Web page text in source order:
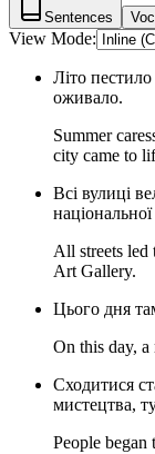
Sentences
View Mode:
Літо
оживало.
Summer
city came to
Всі вулиці
All streets
Art Gallery.
Цього дня
On this day,
Сходитися
мистецтва,
People began